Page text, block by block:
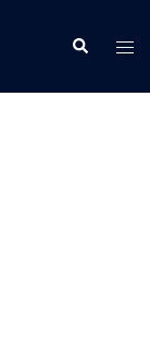
Search